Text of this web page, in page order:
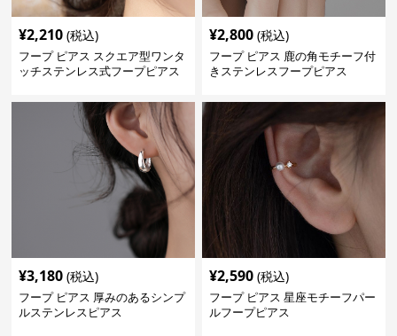
¥2,210 (税込)
フープ ピアス スクエア型ワンタ
ッチステンレス式フープピアス
¥2,800 (税込)
フープ ピアス 鹿の角モチーフ付
きステンレスフープピアス
¥3,180 (税込)
フープ ピアス 厚みのあるシンプ
ルステンレスピアス
¥2,590 (税込)
フープ ピアス 星座モチーフパー
ルフープピアス